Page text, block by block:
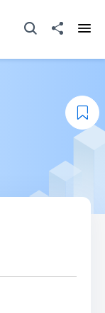
打开搜寻器分享至
添